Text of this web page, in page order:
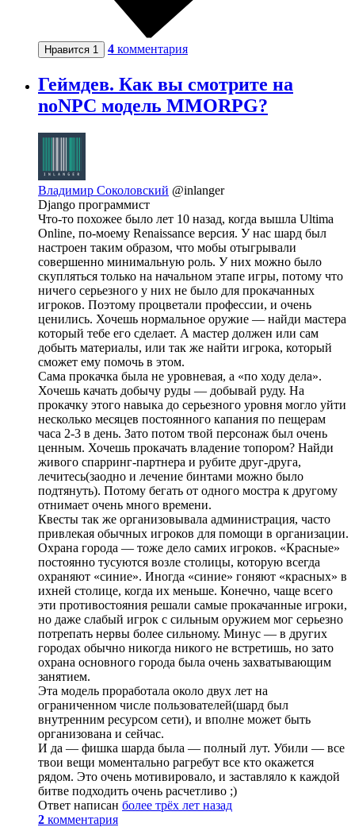
Нравится 1 4 комментария
Геймдев. Как вы смотрите на
noNPC модель MMORPG?
Владимир Соколовский @inlanger
Django программист
Что-то похожее было лет 10 назад, когда вышла Ultima
Online, по-моему Renaissance версия. У нас шард был
настроен таким образом, что мобы отыгрывали
совершенно минимальную роль. У них можно было
скупляться только на начальном этапе игры, потому что
ничего серьезного у них не было для прокачанных
игроков. Поэтому процветали профессии, и очень
ценились. Хочешь нормальное оружие — найди мастера
который тебе его сделает. А мастер должен или сам
добыть материалы, или так же найти игрока, который
сможет ему помочь в этом.
Сама прокачка была не уровневая, а «по ходу дела».
Хочешь качать добычу руды — добывай руду. На
прокачку этого навыка до серьезного уровня могло уйти
несколько месяцев постоянного капания по пещерам
часа 2-3 в день. Зато потом твой персонаж был очень
ценным. Хочешь прокачать владение топором? Найди
живого спарринг-партнера и рубите друг-друга,
лечитесь(заодно и лечение бинтами можно было
подтянуть). Потому бегать от одного мостра к другому
отнимает очень много времени.
Квесты так же организовывала администрация, часто
привлекая обычных игроков для помощи в организации.
Охрана города — тоже дело самих игроков. «Красные»
постоянно тусуются возле столицы, которую всегда
охраняют «синие». Иногда «синие» гоняют «красных» в
ихней столице, когда их меньше. Конечно, чаще всего
эти противостояния решали самые прокачанные игроки,
но даже слабый игрок с сильным оружием мог серьезно
потрепать нервы более сильному. Минус — в других
городах обычно никогда никого не встретишь, но зато
охрана основного города была очень захватывающим
занятием.
Эта модель проработала около двух лет на
ограниченном числе пользователей(шард был
внутренним ресурсом сети), и вполне может быть
организована и сейчас.
И да — фишка шарда была — полный лут. Убили — все
твои вещи моментально рагребут все кто окажется
рядом. Это очень мотивировало, и заставляло к каждой
битве подходить очень расчетливо ;)
Ответ написан более трёх лет назад
2 комментария